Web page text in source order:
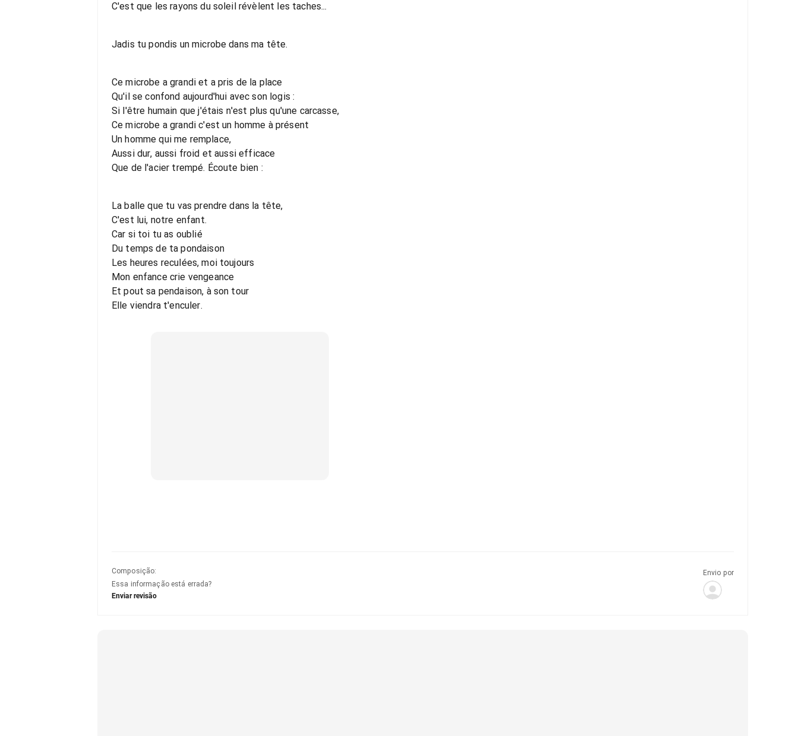
C'est que les rayons du soleil révèlent les taches...
Jadis tu pondis un microbe dans ma tête.
Ce microbe a grandi et a pris de la place
Qu'il se confond aujourd'hui avec son logis :
Si l'être humain que j'étais n'est plus qu'une carcasse,
Ce microbe a grandi c'est un homme à présent
Un homme qui me remplace,
Aussi dur, aussi froid et aussi efficace
Que de l'acier trempé. Écoute bien :
La balle que tu vas prendre dans la tête,
C'est lui, notre enfant.
Car si toi tu as oublié
Du temps de ta pondaison
Les heures reculées, moi toujours
Mon enfance crie vengeance
Et pout sa pendaison, à son tour
Elle viendra t'enculer.
Composição:
Essa informação está errada?
Enviar revisão
Envio por